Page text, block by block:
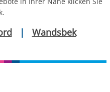
| Wandsbek